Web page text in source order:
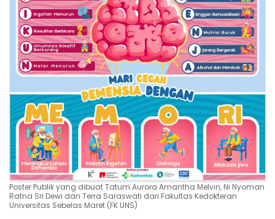
Poster Publik yang dibuat Tatum Aurora Amantha Melvin, Ni Nyoman
Ratna Sri Dewi dan Terra Saraswati dari Fakultas Kedokteran
Universitas Sebelas Maret (FK UNS)